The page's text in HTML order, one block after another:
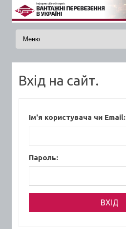
Skip to content
Вхід на сайт.
Ім'я користувача чи Email:
Пароль: